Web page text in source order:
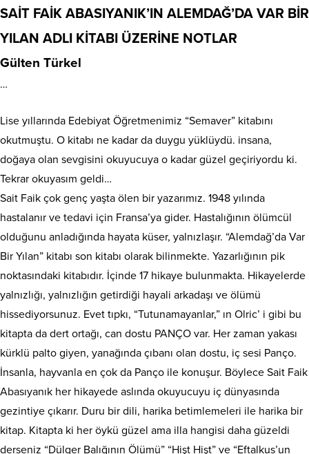
SAİT FAİK ABASIYANIK’IN ALEMDAĞ’DA VAR BİR
YILAN ADLI KİTABI ÜZERİNE NOTLAR
Gülten Türkel
…
Lise yıllarında Edebiyat Öğretmenimiz “Semaver” kitabını
okutmuştu. O kitabı ne kadar da duygu yüklüydü. insana,
doğaya olan sevgisini okuyucuya o kadar güzel geçiriyordu ki.
Tekrar okuyasım geldi…
Sait Faik çok genç yaşta ölen bir yazarımız. 1948 yılında
hastalanır ve tedavi için Fransa’ya gider. Hastalığının ölümcül
olduğunu anladığında hayata küser, yalnızlaşır. “Alemdağ’da Var
Bir Yılan” kitabı son kitabı olarak bilinmekte. Yazarlığının pik
noktasındaki kitabıdır. İçinde 17 hikaye bulunmakta. Hikayelerde
yalnızlığı, yalnızlığın getirdiği hayali arkadaşı ve ölümü
hissediyorsunuz. Evet tıpkı, “Tutunamayanlar,” ın Olric’ i gibi bu
kitapta da dert ortağı, can dostu PANÇO var. Her zaman yakası
kürklü palto giyen, yanağında çıbanı olan dostu, iç sesi Panço.
İnsanla, hayvanla en çok da Panço ile konuşur. Böylece Sait Faik
Abasıyanık her hikayede aslında okuyucuyu iç dünyasında
gezintiye çıkarır. Duru bir dili, harika betimlemeleri ile harika bir
kitap. Kitapta ki her öykü güzel ama illa hangisi daha güzeldi
derseniz “Dülger Balığının Ölümü” “Hişt Hişt” ve “Eftalkus’un